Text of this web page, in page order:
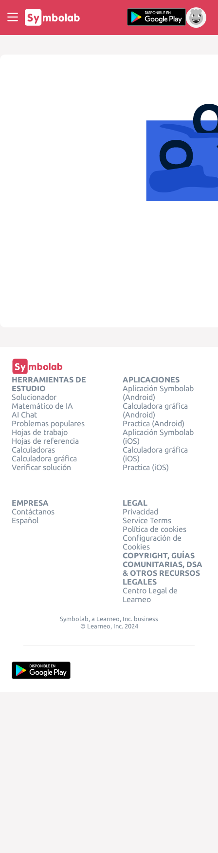
HERRAMIENTAS DE
ESTUDIO
Solucionador
Matemático de IA
AI Chat
Problemas populares
Hojas de trabajo
Hojas de referencia
Calculadoras
Calculadora gráfica
Verificar solución
APLICACIONES
Aplicación Symbolab
(Android)
Calculadora gráfica
(Android)
Practica (Android)
Aplicación Symbolab
(iOS)
Calculadora gráfica
(iOS)
Practica (iOS)
EMPRESA
Contáctanos
Español
LEGAL
Privacidad
Service Terms
Política de cookies
Configuración de
Cookies
COPYRIGHT, GUÍAS
COMUNITARIAS, DSA
& OTROS RECURSOS
LEGALES
Centro Legal de
Learneo
Symbolab, a Learneo, Inc. business
© Learneo, Inc. 2024